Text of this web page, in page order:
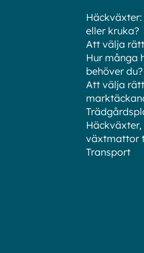
eller kruka?
Att välja
Hur många
behöver du?
Att välja
växtmattor
Transport